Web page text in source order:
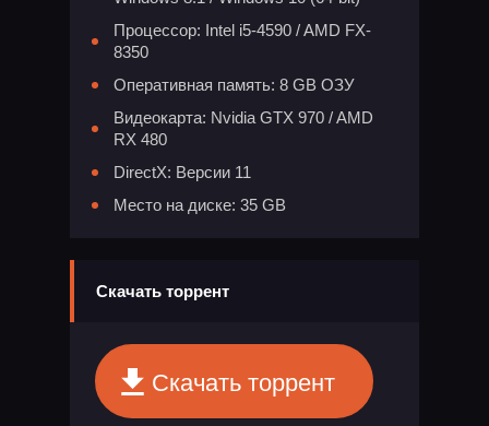
Процессор: Intel i5-4590 / AMD FX-
8350
Оперативная память: 8 GB ОЗУ
Видеокарта: Nvidia GTX 970 / AMD
RX 480
DirectX: Версии 11
Место на диске: 35 GB
Скачать торрент
Скачать торрент